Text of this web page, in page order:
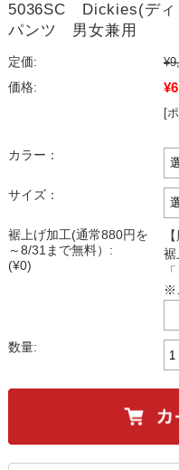
5036SC Dickies(デ
パンツ 男女兼用
定価:
価格:
[
カラー：
サイズ：
裾上げ加工(通常880円を
～8/31まで無料）:
(¥0)
裾
※
数量: